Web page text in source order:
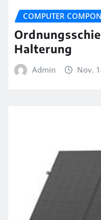
COMPUTER
Halterung
Admin Nov.